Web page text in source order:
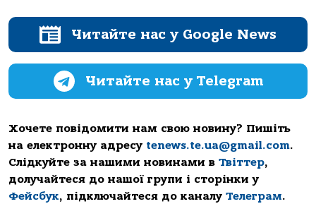
Читайте нас у Google News
Читайте нас у Telegram
Хочете повідомити нам свою новину? Пишіть
на електронну адресу tenews.te.ua@gmail.com.
Слідкуйте за нашими новинами в Твіттер,
долучайтеся до нашої групи і сторінки у
Фейсбук, підключайтеся до каналу Телеграм.